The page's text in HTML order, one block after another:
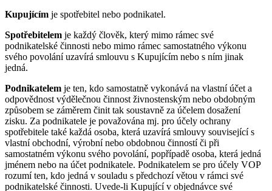
Kupujícím je spotřebitel nebo podnikatel.
Spotřebitelem je každý člověk, který mimo rámec své
podnikatelské činnosti nebo mimo rámec samostatného výkonu
svého povolání uzavírá smlouvu s Kupujícím nebo s ním jinak
jedná.
Podnikatelem je ten, kdo samostatně vykonává na vlastní účet a
odpovědnost výdělečnou činnost živnostenským nebo obdobným
způsobem se záměrem činit tak soustavně za účelem dosažení
zisku. Za podnikatele je považována mj. pro účely ochrany
spotřebitele také každá osoba, která uzavírá smlouvy související s
vlastní obchodní, výrobní nebo obdobnou činností či při
samostatném výkonu svého povolání, popřípadě osoba, která jedná
jménem nebo na účet podnikatele. Podnikatelem se pro účely VOP
rozumí ten, kdo jedná v souladu s předchozí větou v rámci své
podnikatelské činnosti. Uvede-li Kupující v objednávce své